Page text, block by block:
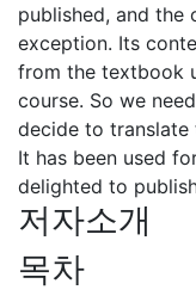
published, and the
exception. Its
from the textbook
course. So we
decide to translate
It has been used
delighted to
저자소개
목차